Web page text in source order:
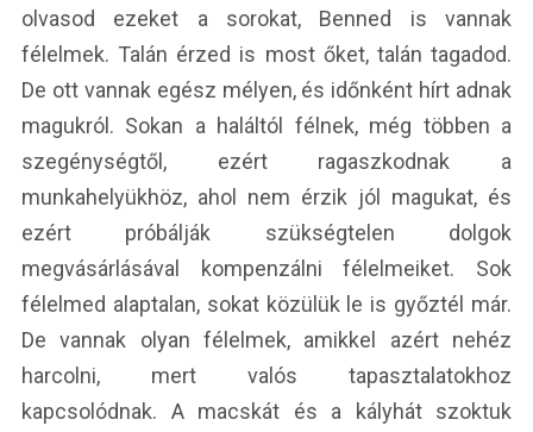
olvasod ezeket a sorokat, Benned is vannak
félelmek. Talán érzed is most őket, talán tagadod.
De ott vannak egész mélyen, és időnként hírt adnak
magukról. Sokan a haláltól félnek, még többen a
szegénységtől, ezért ragaszkodnak a
munkahelyükhöz, ahol nem érzik jól magukat, és
ezért próbálják szükségtelen dolgok
megvásárlásával kompenzálni félelmeiket. Sok
félelmed alaptalan, sokat közülük le is győztél már.
De vannak olyan félelmek, amikkel azért nehéz
harcolni, mert valós tapasztalatokhoz
kapcsolódnak. A macskát és a kályhát szoktuk